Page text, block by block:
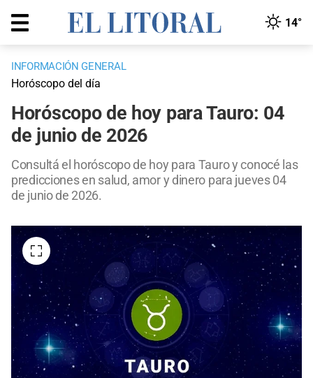
14°
INFORMACIÓN GENERAL
Horóscopo del día
Horóscopo de hoy para Tauro: 04
de junio de 2026
Consultá el horóscopo de hoy para Tauro y conocé las
predicciones en salud, amor y dinero para jueves 04
de junio de 2026.